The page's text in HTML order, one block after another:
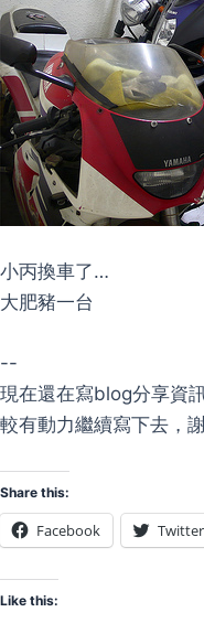
小丙換車了…
大肥豬一台
--
現在還在寫blog分享資
較有動力繼續寫下去，謝
Share this:
Facebook Twitter
Like this: